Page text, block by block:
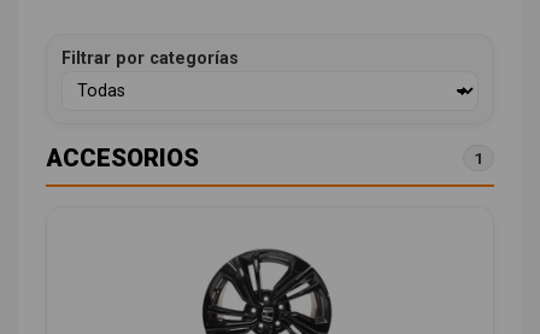
Filtrar por categorías
ACCESORIOS 1